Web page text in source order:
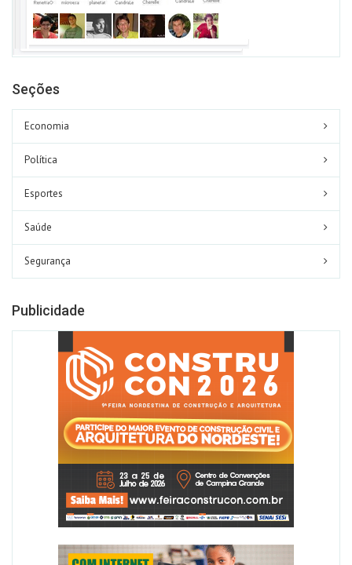
Seções
Economia
Política
Esportes
Saúde
Segurança
Publicidade